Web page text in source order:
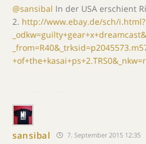
@sansibal In der USA erschient
2. http://www.ebay.de/sch/i.html?
sansibal 7. September 2015 12:35